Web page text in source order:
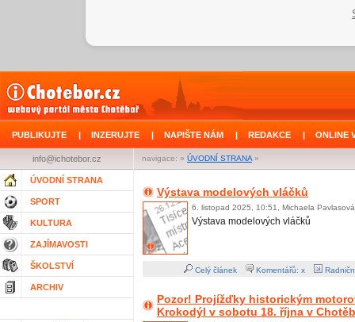
PUBLIKUJTE | INZERUJTE | NAPIŠTE NÁM | REDAKCE | ONLINE
navigace: » ÚVODNÍ STRANA »
info@ichotebor.cz
ÚVODNÍ STRANA
SPORT
KULTURA
ZAJÍMAVOSTI
ŠKOLSTVÍ
ARCHIV
Výstava modelových vláčků
6. listopad 2025, 10:51, Michaela Pavlasová
Výstava modelových vláčků
Celý článek Komentářů: x
Pozor! Projížďky historickým
Krokodýl v sobotu 18. října v